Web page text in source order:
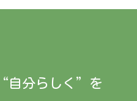
“自分らしく” を